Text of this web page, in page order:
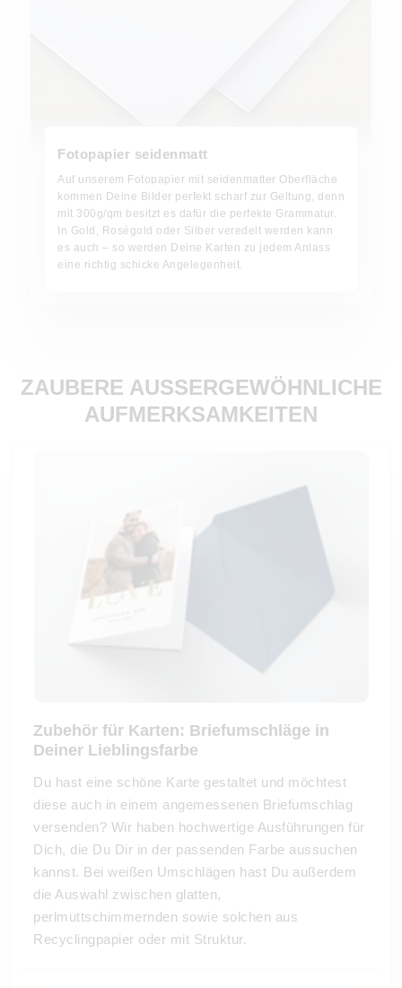
Fotopapier seidenmatt
Auf unserem Fotopapier mit seidenmatter Oberfläche
kommen Deine Bilder perfekt scharf zur Geltung, denn
mit 300g/qm besitzt es dafür die perfekte Grammatur.
In Gold, Roségold oder Silber veredelt werden kann
es auch – so werden Deine Karten zu jedem Anlass
eine richtig schicke Angelegenheit.
ZAUBERE AUSSERGEWÖHNLICHE A
UFMERKSAMKEITEN
Zubehör für Karten: Briefumschläge in
Deiner Lieblingsfarbe
Du hast eine schöne Karte gestaltet und möchtest
diese auch in einem angemessenen Briefumschlag
versenden? Wir haben hochwertige Ausführungen für
Dich, die Du Dir in der passenden Farbe aussuchen
kannst. Bei weißen Umschlägen hast Du außerdem
die Auswahl zwischen glatten,
perlmuttschimmernden sowie solchen aus
Recyclingpapier oder mit Struktur.